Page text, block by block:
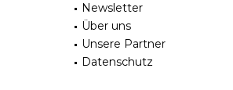
Newsletter
Über uns
Unsere Partner
Datenschutz